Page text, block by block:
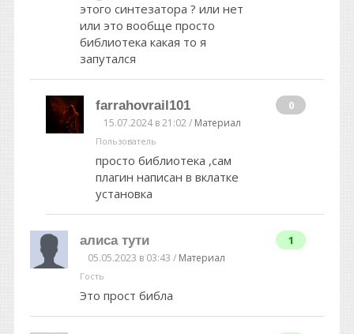
этого синтезатора ? или нет
или это вообще просто
библиотека какая то я
запутался
farrahovrail101
15.07.2024 в 21:02 / Материал
Пользователь
просто библиотека ,сам
плагин написан в вклатке
установка
0
алиса тути
05.05.2023 в 03:43 / Материал
Гость
Это прост библа
1